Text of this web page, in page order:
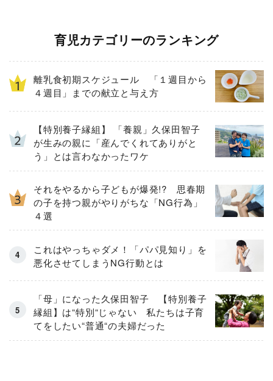
育児カテゴリーのランキング
離乳食初期スケジュール 「１週目から
４週目」までの献立と与え方
【特別養子縁組】 「養親」久保田智子
が生みの親に「産んでくれてありがと
う」とは言わなかったワケ
それをやるから子どもが爆発!? 思春期
の子を持つ親がやりがちな「NG行為」
４選
これはやっちゃダメ！「パパ見知り」を
悪化させてしまうNG行動とは
「母」になった久保田智子 【特別養子
縁組】は“特別“じゃない 私たちは子育
てをしたい“普通“の夫婦だった